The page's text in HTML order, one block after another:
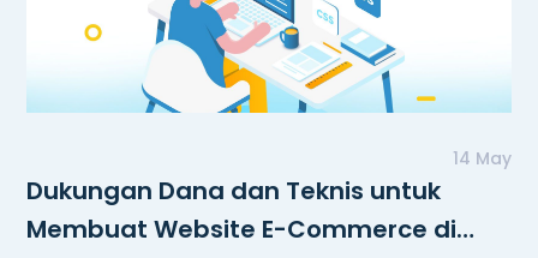
14 May
Dukungan Dana dan Teknis untuk
Membuat Website E-Commerce di